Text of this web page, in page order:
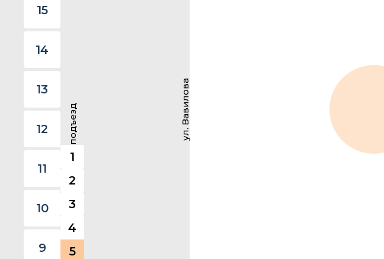
9
10
11
12
13
14
15
подъезд
1
2
3
4
5
ул. Вавилова